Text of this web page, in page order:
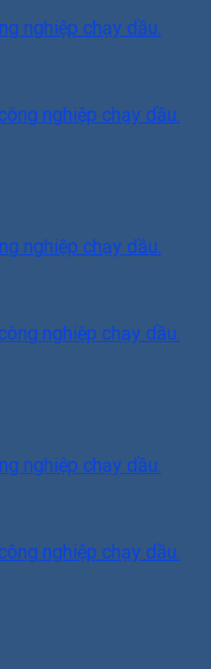
nghiệp chạy dầu.
nghiệp chạy dầu.
nghiệp chạy dầu.